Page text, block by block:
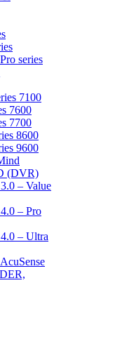
series
7100
7600
7700
8600
9600
(DVR)
– Value
– Pro
– Ultra